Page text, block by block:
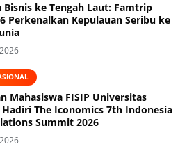
Bisnis ke Tengah Laut: Famtrip
Perkenalkan Kepulauan Seribu ke
Mahasiswa FISIP Universitas
Hadiri The Iconomics 7th Indonesia
Summit 2026